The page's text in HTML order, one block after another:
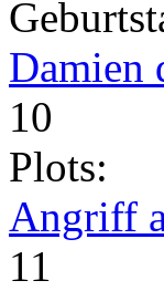
Damien
10
Plots:
Angriff
11